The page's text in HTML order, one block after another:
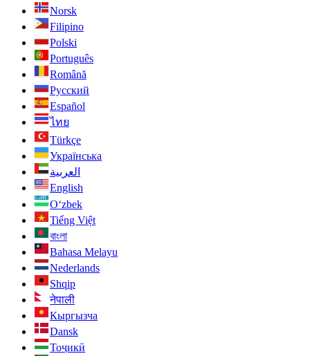
Norsk
Filipino
Polski
Português
Română
Русский
Español
ไทย
Türkçe
Українська
العربية
English
O‘zbek
Tiếng Việt
বাংলা
Bahasa Melayu
Nederlands
Shqip
नेपाली
Кыргызча
Dansk
Тоҷикӣ